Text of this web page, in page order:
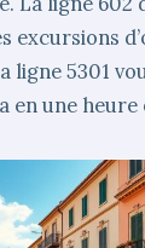
excursions
ligne 5301
en une heure